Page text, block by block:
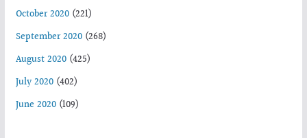
October 2020(221)
September 2020(268)
August 2020(425)
July 2020(402)
June 2020(109)